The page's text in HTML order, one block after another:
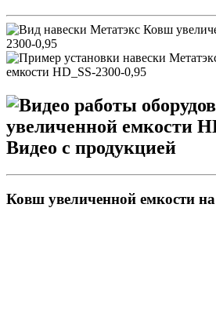
Видео с продукцией
Ковш увеличенной емкости